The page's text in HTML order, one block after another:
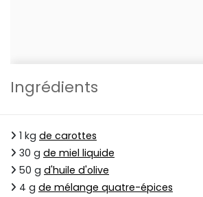
Ingrédients
1 kg de carottes
30 g de miel liquide
50 g d'huile d'olive
4 g de mélange quatre-épices